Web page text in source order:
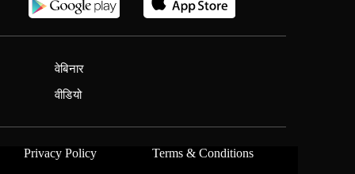
वेबिनार
वीडियो
Privacy Policy Terms & Conditions